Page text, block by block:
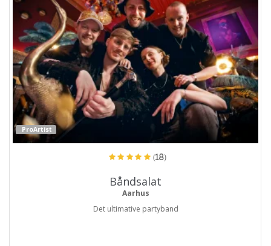
ProArtist
(18)
Båndsalat
Aarhus
Det ultimative partyband